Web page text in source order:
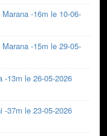
-16m le 10-06-
-15m le 29-05-
-13m le 26-05-2026
-37m le 23-05-2026